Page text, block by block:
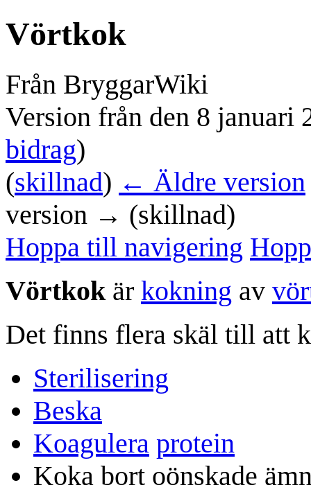
Vörtkok
Från BryggarWiki
Version från den 8 januari
bidrag)
(skillnad) ← Äldre version
version → (skillnad)
Hoppa till navigering
Vörtkok är kokning av
Det finns flera skäl till att
Sterilisering
Beska
Koagulera protein
Koka bort oönskade